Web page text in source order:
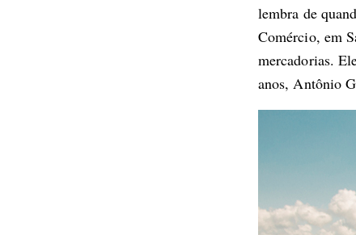
lembra de
Comércio, em
mercadorias.
anos, Antônio